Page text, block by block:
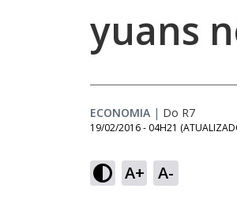
yuans
ECONOMIA | Do R7
19/02/2016 - 04H21
A+ A-